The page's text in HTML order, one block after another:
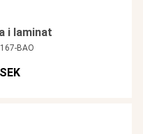
i laminat
BAO